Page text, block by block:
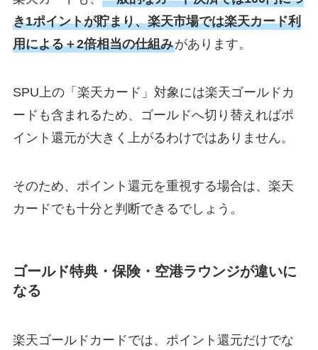
き1ポイントが貯まり、楽天市場では楽天カード利
用による＋2倍相当の仕組みがあります。
SPU上の「楽天カード」対象には楽天ゴールドカ
ードも含まれるため、ゴールドへ切り替えればポ
イント還元が大きく上がるわけではありません。
そのため、ポイント還元を重視する場合は、楽天
カードでも十分と判断できるでしょう。
ゴールド特典・保険・空港ラウンジが違いに
なる
楽天ゴールドカードでは、ポイント還元だけでな